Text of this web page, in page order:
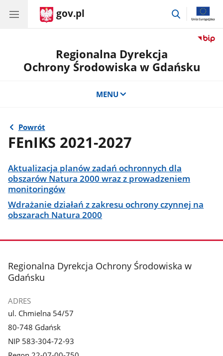
gov.pl
przejdź
Regionalna Dyrekcja
Ochrony Środowiska w Gdańsku
MENU
Powrót
FEnIKS 2021-2027
Aktualizacja planów zadań ochronnych dla
obszarów Natura 2000 wraz z prowadzeniem
monitoringów
Wdrażanie działań z zakresu ochrony czynnej na
obszarach Natura 2000
stopka
Regionalna Dyrekcja Ochrony Środowiska w
Gdańsku
ADRES
ul. Chmielna 54/57
80-748 Gdańsk
NIP 583-304-72-93